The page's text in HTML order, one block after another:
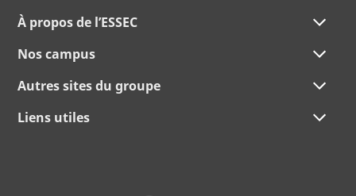
À propos de l’ESSEC
Nos campus
Autres sites du groupe
Liens utiles